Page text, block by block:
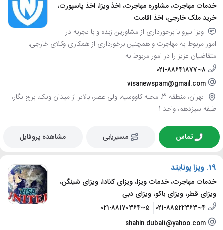
خدمات مهاجرت، مشاوره مهاجرت، اخذ ویزا، اخذ پاسپورت،
خرید ملک خارجی، اخذ اقامت
ویزا نیرو با برخورداری از مشاورین زبده و با تجربه در
امور مربوط به مهاجرت و همچنین برخورداری از همکاری وکلای خارجی،
متقاضیان عزیز را در امور مربوط به ...
021-88641877~8
visanewspam@gmail.com
تهران، منطقه 3، محله کاووسیه، ولی عصر، بالاتر از میدان ونک، برج نگار،
طبقه سیزدهم، واحد 1
تماس مسیریابی مشاهده پروفایل
19. ویزا یونایتد
خدمات مهاجرت، خدمات ویزا، ویزای کانادا، ویزای شینگن،
ویزای قطر، ویزای باکو، ویزای دبی
021-88522363~4
021-88170364~5
shahin.dubai1@yahoo.com